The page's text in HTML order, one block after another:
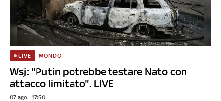
Wsj: "Putin potrebbe testare Nato con
attacco limitato". LIVE
LIVE MONDO
07 ago - 17:50